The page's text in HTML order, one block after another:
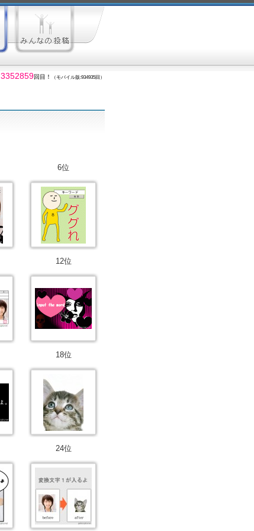
3352859回目！ （モバイル版:934935回）
6位
12位
18位
24位